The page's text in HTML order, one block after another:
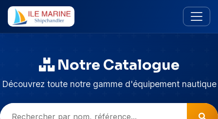
Notre Catalogue
Découvrez toute notre gamme d'équipement nautique